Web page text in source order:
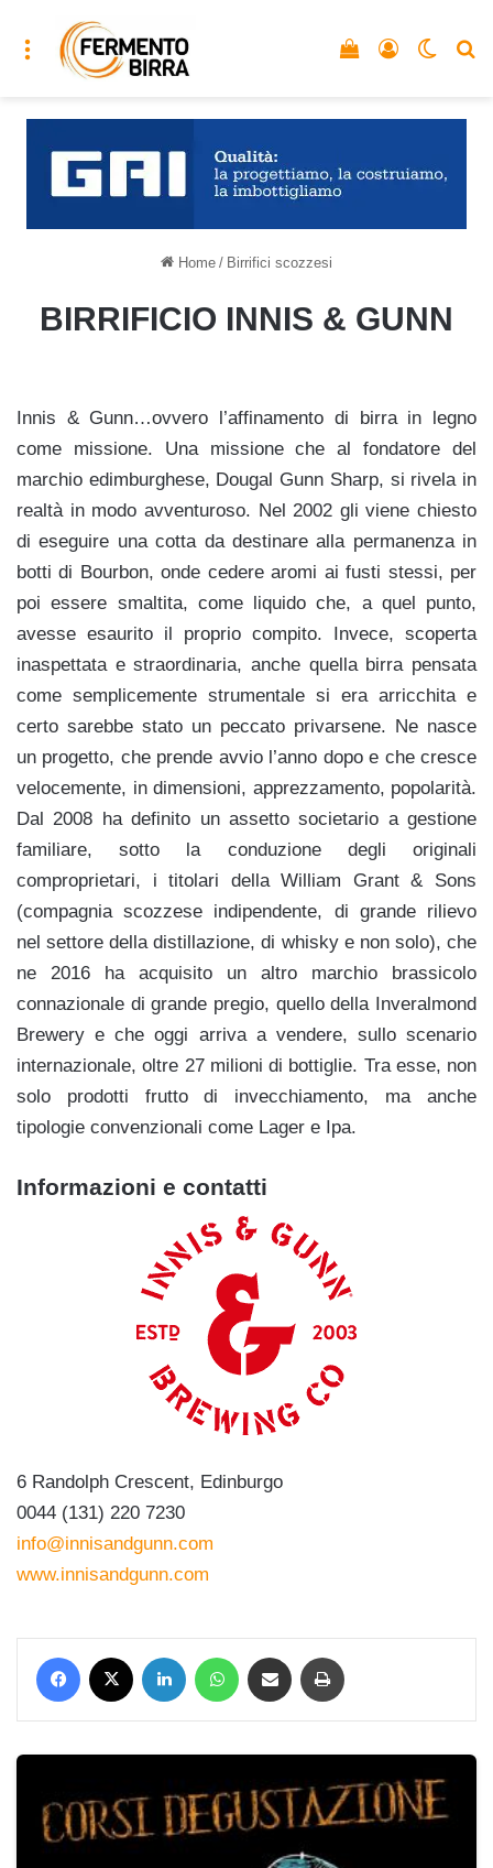
Menu Accedi
Vedi il carrello
Home / Birrifici scozzesi
BIRRIFICIO INNIS & GUNN
Innis & Gunn…ovvero l’affinamento di birra in legno
come missione. Una missione che al fondatore del
marchio edimburghese, Dougal Gunn Sharp, si rivela in
realtà in modo avventuroso. Nel 2002 gli viene chiesto
di eseguire una cotta da destinare alla permanenza in
botti di Bourbon, onde cedere aromi ai fusti stessi, per
poi essere smaltita, come liquido che, a quel punto,
avesse esaurito il proprio compito. Invece, scoperta
inaspettata e straordinaria, anche quella birra pensata
come semplicemente strumentale si era arricchita e
certo sarebbe stato un peccato privarsene. Ne nasce
un progetto, che prende avvio l’anno dopo e che cresce
velocemente, in dimensioni, apprezzamento, popolarità.
Dal 2008 ha definito un assetto societario a gestione
familiare, sotto la conduzione degli originali
comproprietari, i titolari della William Grant & Sons
(compagnia scozzese indipendente, di grande rilievo
nel settore della distillazione, di whisky e non solo), che
ne 2016 ha acquisito un altro marchio brassicolo
connazionale di grande pregio, quello della Inveralmond
Brewery e che oggi arriva a vendere, sullo scenario
internazionale, oltre 27 milioni di bottiglie. Tra esse, non
solo prodotti frutto di invecchiamento, ma anche
tipologie convenzionali come Lager e Ipa.
Informazioni e contatti
6 Randolph Crescent, Edinburgo
0044 (131) 220 7230
info@innisandgunn.com
www.innisandgunn.com
Facebook LinkedIn WhatsApp Condividi via mail